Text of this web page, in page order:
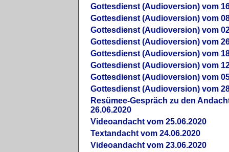
Gottesdienst (Audioversion) vom
Gottesdienst (Audioversion) vom
Gottesdienst (Audioversion) vom
Gottesdienst (Audioversion) vom
Gottesdienst (Audioversion) vom
Gottesdienst (Audioversion) vom
Gottesdienst (Audioversion) vom
Gottesdienst (Audioversion) vom
Re­sü­mee-Gespräch zu den
26.06.2020
Videoandacht vom 25.06.2020
Textandacht vom 24.06.2020
Videoandacht vom 23.06.2020